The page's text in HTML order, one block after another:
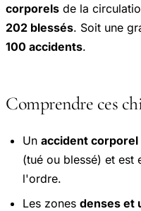
corporels de la
202 blessés. Soit une
100 accidents.
Comprendre ces
Un accident corporel
(tué ou blessé) et est
l'ordre.
Les zones denses et